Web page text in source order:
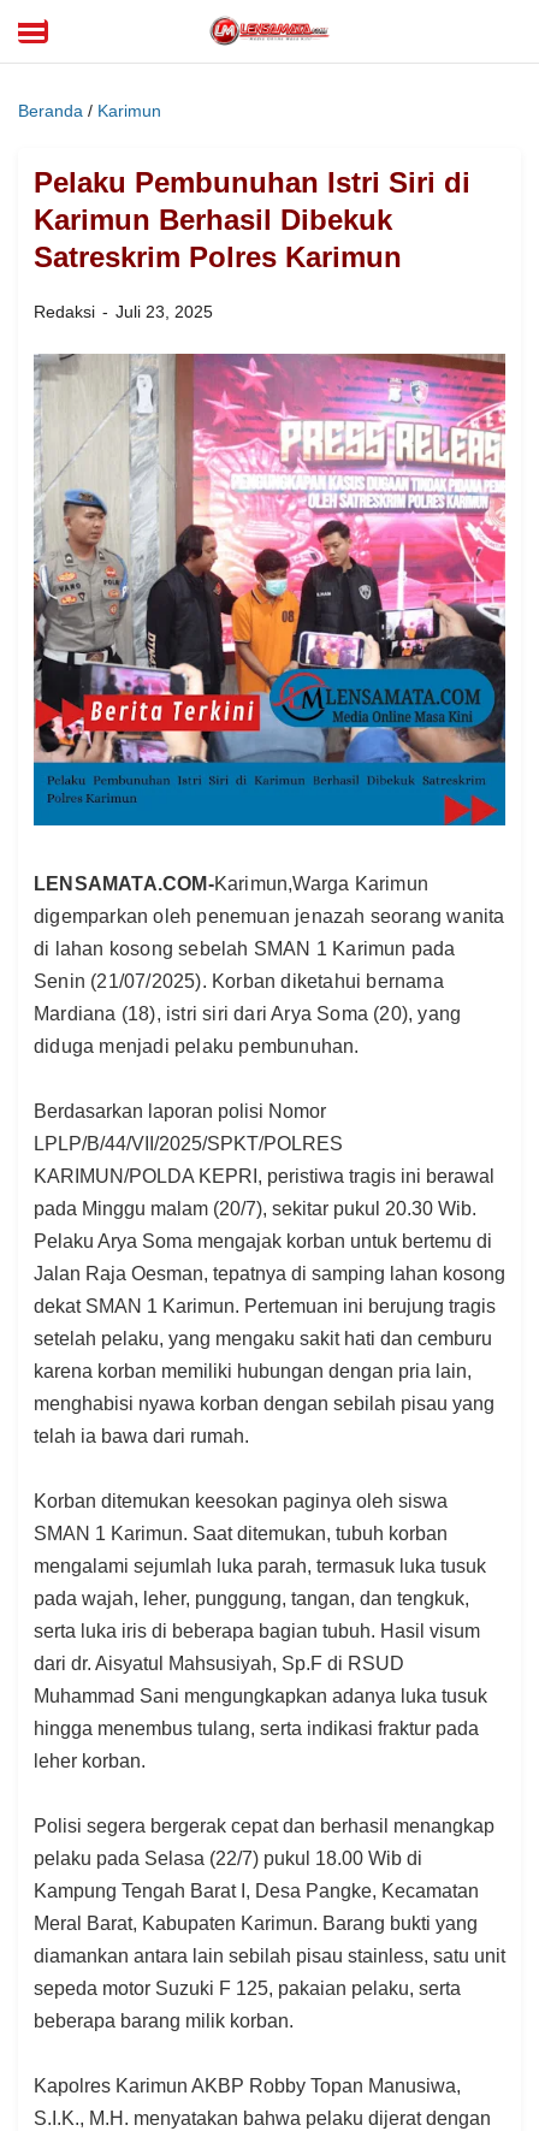
Beranda / Karimun
Pelaku Pembunuhan Istri Siri di
Karimun Berhasil Dibekuk
Satreskrim Polres Karimun
Redaksi Juli 23, 2025
LENSAMATA.COM-Karimun,Warga Karimun
digemparkan oleh penemuan jenazah seorang wanita
di lahan kosong sebelah SMAN 1 Karimun pada
Senin (21/07/2025). Korban diketahui bernama
Mardiana (18), istri siri dari Arya Soma (20), yang
diduga menjadi pelaku pembunuhan.
Berdasarkan laporan polisi Nomor
LPLP/B/44/VII/2025/SPKT/POLRES
KARIMUN/POLDA KEPRI, peristiwa tragis ini berawal
pada Minggu malam (20/7), sekitar pukul 20.30 Wib.
Pelaku Arya Soma mengajak korban untuk bertemu di
Jalan Raja Oesman, tepatnya di samping lahan kosong
dekat SMAN 1 Karimun. Pertemuan ini berujung tragis
setelah pelaku, yang mengaku sakit hati dan cemburu
karena korban memiliki hubungan dengan pria lain,
menghabisi nyawa korban dengan sebilah pisau yang
telah ia bawa dari rumah.
Korban ditemukan keesokan paginya oleh siswa
SMAN 1 Karimun. Saat ditemukan, tubuh korban
mengalami sejumlah luka parah, termasuk luka tusuk
pada wajah, leher, punggung, tangan, dan tengkuk,
serta luka iris di beberapa bagian tubuh. Hasil visum
dari dr. Aisyatul Mahsusiyah, Sp.F di RSUD
Muhammad Sani mengungkapkan adanya luka tusuk
hingga menembus tulang, serta indikasi fraktur pada
leher korban.
Polisi segera bergerak cepat dan berhasil menangkap
pelaku pada Selasa (22/7) pukul 18.00 Wib di
Kampung Tengah Barat I, Desa Pangke, Kecamatan
Meral Barat, Kabupaten Karimun. Barang bukti yang
diamankan antara lain sebilah pisau stainless, satu unit
sepeda motor Suzuki F 125, pakaian pelaku, serta
beberapa barang milik korban.
Kapolres Karimun AKBP Robby Topan Manusiwa,
S.I.K., M.H. menyatakan bahwa pelaku dijerat dengan